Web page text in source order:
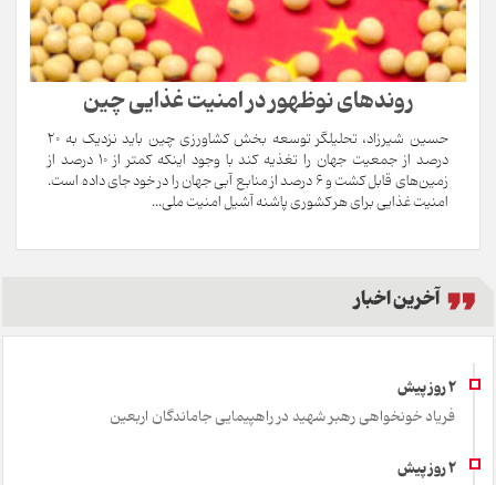
روندهای نوظهور در امنیت غذایی چین
حسین شیرزاد، تحلیلگر توسعه بخش کشاورزی چین باید نزدیک به ۲۰
درصد از جمعیت جهان را تغذیه کند با وجود اینکه کمتر از ۱۰ درصد از
زمین‌های قابل کشت و ۶ درصد از منابع آبی جهان را در خود جای داده است.
امنیت غذایی برای هر کشوری پاشنه آشیل امنیت ملی...
آخرین اخبار
فریاد خونخواهی رهبر شهید در راهپیمایی جاماندگان اربعین